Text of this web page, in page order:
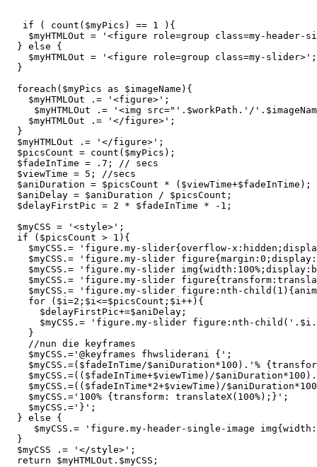
   if ( count($myPics) == 1 ){
$myHTMLOut = '<figure role=group class=my-header-
  } else {
    $myHTMLOut = '<figure role=group class=my-slider>';
  }
  foreach($myPics as $imageName){
    $myHTMLOut .= '<figure>';
$myHTMLOut .= '<img src="'.$workPath.'/
    $myHTMLOut .= '</figure>';
  }
  $myHTMLOut .= '</figure>';
  $picsCount = count($myPics);
  $fadeInTime = .7; // secs
  $viewTime = 5; //secs
  $aniDuration = $picsCount * ($viewTime+$fadeInTime);
  $aniDelay = $aniDuration / $picsCount;
  $delayFirstPic = 2 * $fadeInTime * -1;
  $myCSS = '<style>';
  if ($picsCount > 1){
$myCSS.= 'figure.my-slider{overflow-
$myCSS.= 'figure.my-slider
$myCSS.= 'figure.my-slider
$myCSS.= 'figure.my-slider
$myCSS.= 'figure.my-slider figure:nth-
    for ($i=2;$i<=$picsCount;$i++){
      $delayFirstPic+=$aniDelay;
$myCSS.= 'figure.my-slider figure:nth-
    }
    //nun die keyframes
    $myCSS.='@keyframes fhwsliderani {';
$myCSS.=($fadeInTime/$aniDuration*100).'%
$myCSS.=(($fadeInTime+$viewTime)/
$myCSS.=(($fadeInTime*2+$viewTime)/
$myCSS.='100% {transform:
    $myCSS.='}';
  } else {
$myCSS.= 'figure.my-header-single-image
  }
  $myCSS .= '</style>';
  return $myHTMLOut.$myCSS;